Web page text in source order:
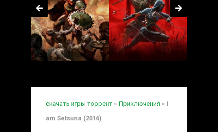
скачать игры торрент » Приключения » I
am Setsuna (2016)